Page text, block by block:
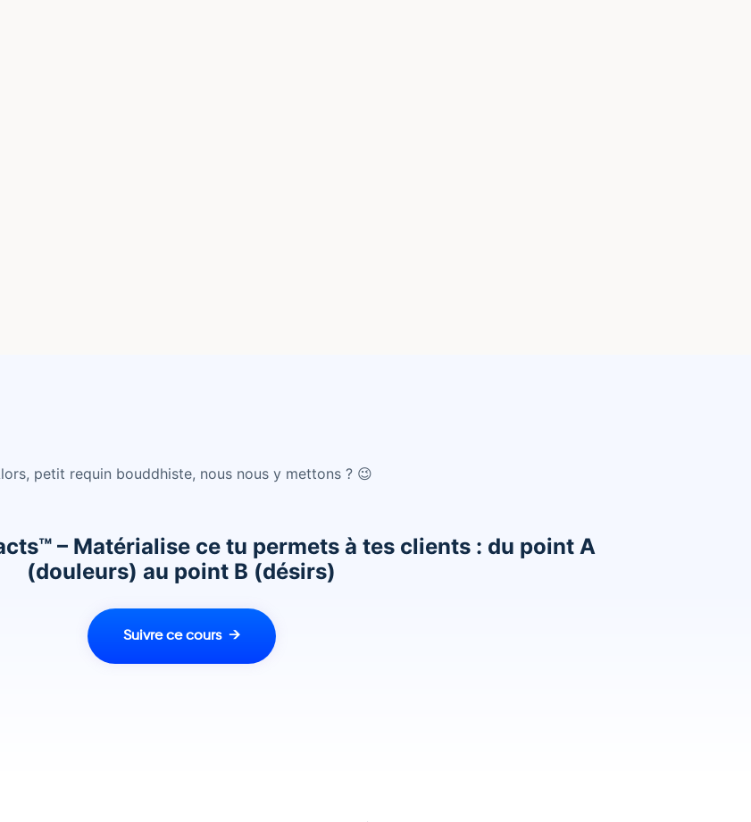
petit requin bouddhiste, nous nous y mettons ? 😉
– Matérialise ce tu permets à tes clients : du point A
(douleurs) au point B (désirs)
Suivre ce cours